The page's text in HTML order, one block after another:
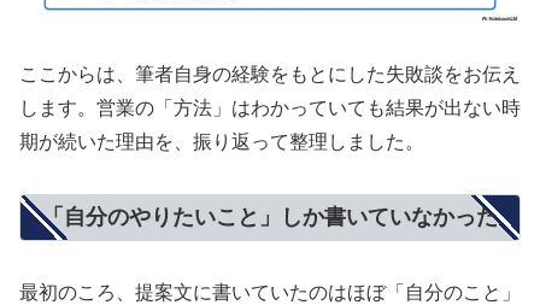
ここからは、筆者自身の経験をもとにした失敗談をお伝え
します。営業の「方法」はわかっていても結果が出ない時
期が続いた理由を、振り返って整理しました。
「自分のやりたいこと」しか書いていなかった
最初のころ、提案文に書いていたのはほぼ「自分のこと」